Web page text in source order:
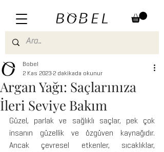
Argan Yağı: Saçlarınıza
İleri Seviye Bakım
Bobel
2 Kas 2023 2 dakikada okunur
Güzel, parlak ve sağlıklı saçlar, pek çok
insanın güzellik ve özgüven kaynağıdır.
Ancak çevresel etkenler, sıcaklıklar,